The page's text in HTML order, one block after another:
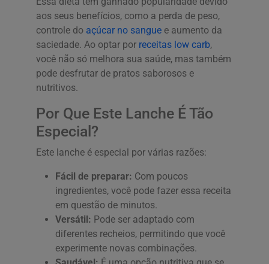
aos seus benefícios, como a perda de peso,
controle do açúcar no sangue e aumento da
saciedade. Ao optar por receitas low carb,
você não só melhora sua saúde, mas também
pode desfrutar de pratos saborosos e
nutritivos.
Por Que Este Lanche É Tão
Especial?
Este lanche é especial por várias razões:
Fácil de preparar: Com poucos
ingredientes, você pode fazer essa receita
em questão de minutos.
Versátil: Pode ser adaptado com
diferentes recheios, permitindo que você
experimente novas combinações.